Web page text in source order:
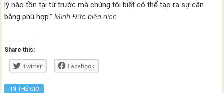
lý nào tồn tại từ trước mà chúng tôi biết có thể tạo ra sự cân
bằng phù hợp.” Minh Đức biên dịch
Share this:
Twitter Facebook
TIN THẾ GIỚI